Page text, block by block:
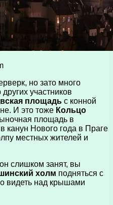
но зато много
участников
площадь с конной
И это тоже Кольцо
площадь в
канун Нового года в Праге
местных жителей и
слишком занят, вы
холм подняться с
видеть над крышами